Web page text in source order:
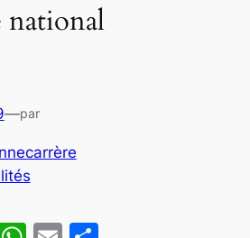
national
—par